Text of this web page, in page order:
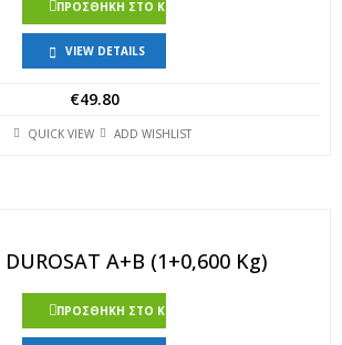
ΠΡΟΣΘΉΚΗ ΣΤΟ ΚΑΛΆΘΙ
VIEW DETAILS
€49.80
QUICK VIEW ADD WISHLIST
DUROSAT Α+Β (1+0,600 Kg)
ΠΡΟΣΘΉΚΗ ΣΤΟ ΚΑΛΆΘΙ